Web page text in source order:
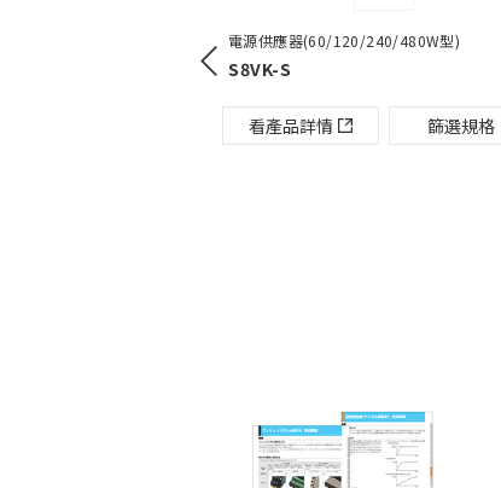
PTF-[][]-PU / P2RF-[]
電源供應器(60/120/240/480W型)
S8VK-S
看產品詳情 篩選規格
S8VK-G